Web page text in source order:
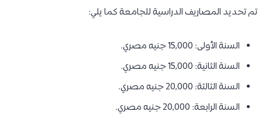
تم تحديد المصاريف الدراسية للجامعة كما يلي:
السنة الأولى: 15,000 جنيه مصري.
السنة الثانية: 15,000 جنيه مصري.
السنة الثالثة: 20,000 جنيه مصري.
السنة الرابعة: 20,000 جنيه مصري.